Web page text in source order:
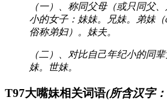
（一）、称同父母（或只同父
小的女子：妹妹。兄妹。弟妹
俗称弟妇）。妹夫。
（二）、对比自己年纪小的同
妹。世妹。
T97大嘴妹相关词语(所含汉字：